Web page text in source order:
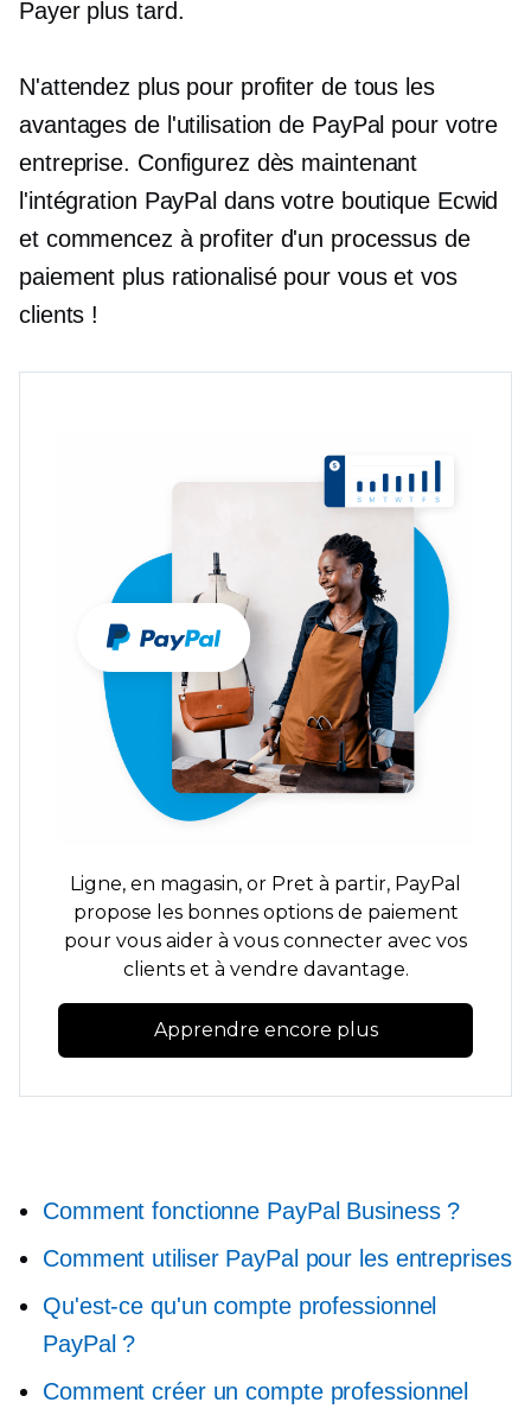
Payer plus tard.
N'attendez plus pour profiter de tous les
avantages de l'utilisation de PayPal pour votre
entreprise. Configurez dès maintenant
l'intégration PayPal dans votre boutique Ecwid
et commencez à profiter d'un processus de
paiement plus rationalisé pour vous et vos
clients !
Ligne, en magasin, or Pret à partir, PayPal
propose les bonnes options de paiement
pour vous aider à vous connecter avec vos
clients et à vendre davantage.
Apprendre encore plus
Comment fonctionne PayPal Business ?
Comment utiliser PayPal pour les entreprises
Qu'est-ce qu'un compte professionnel
PayPal ?
Comment créer un compte professionnel